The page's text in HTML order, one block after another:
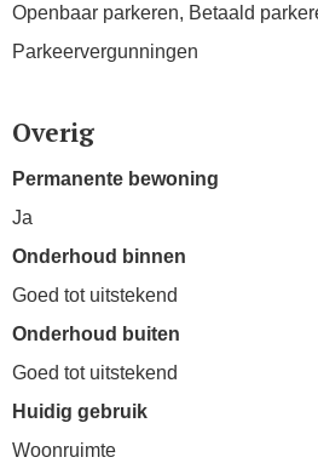
Openbaar parkeren, Betaald
Parkeervergunningen
Overig
Permanente bewoning
Ja
Onderhoud binnen
Goed tot uitstekend
Onderhoud buiten
Goed tot uitstekend
Huidig gebruik
Woonruimte